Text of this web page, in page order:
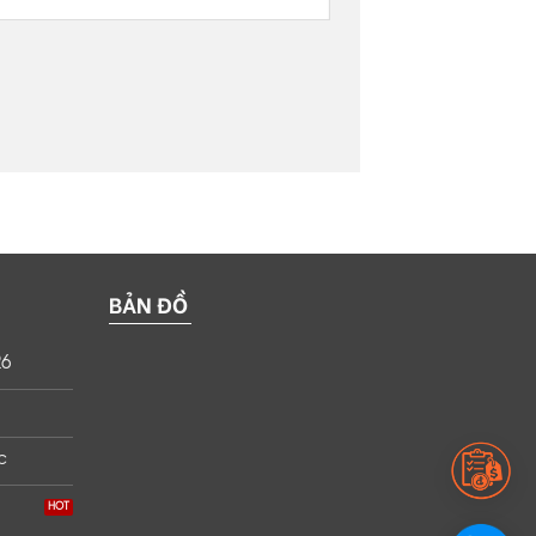
BẢN ĐỒ